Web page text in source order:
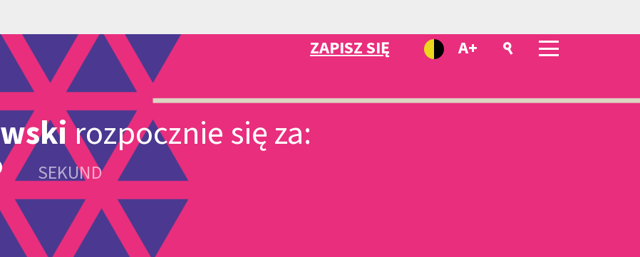
ZAPISZ SIĘ A+
rozpocznie się za:
SEKUND